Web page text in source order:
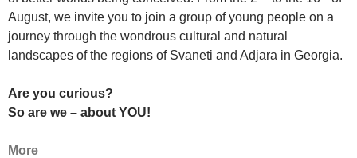
August, we invite you to join a group of young people on a
journey through the wondrous cultural and natural
landscapes of the regions of Svaneti and Adjara in Georgia.
Are you curious?
So are we – about YOU!
More